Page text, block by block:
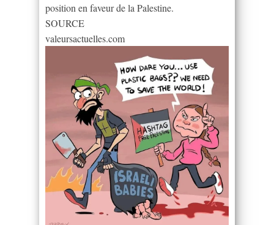
position en faveur de la Palestine.
SOURCE
valeursactuelles.com